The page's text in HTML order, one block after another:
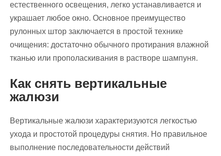
естественного освещения, легко устанавливается и
украшает любое окно. Основное преимущество
рулонных штор заключается в простой технике
очищения: достаточно обычного протирания влажной
тканью или прополаскивания в растворе шампуня.
Как снять вертикальные
жалюзи
Вертикальные жалюзи характеризуются легкостью
ухода и простотой процедуры снятия. Но правильное
выполнение последовательности действий